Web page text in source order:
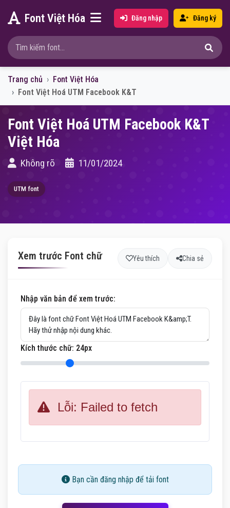
Font Việt Hóa Đăng nhập Đăng ký
Trang chủ
Font Việt Hóa
Font Việt Hoá UTM Facebook K&T
Font Việt Hoá UTM Facebook K&T
Việt Hóa
Không rõ 11/01/2024
UTM font
Xem trước Font chữ Yêu thích Chia sẻ
Nhập văn bản để xem trước:
Kích thước chữ: 24px
Lỗi: Failed to fetch
Bạn cần đăng nhập để tải font